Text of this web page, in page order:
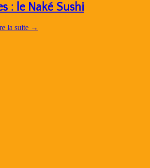
: le Naké Sushi
la suite →